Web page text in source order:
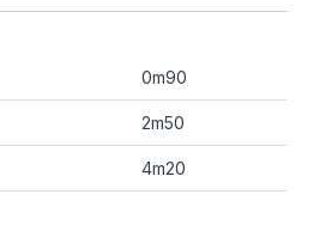
0m90
2m50
4m20